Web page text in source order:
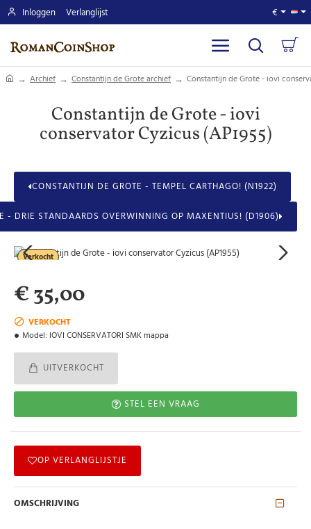
Inloggen Verlanglijst €
homeArchief Constantijn de Grote archief Constantijn de Grote - iovi
Constantijn de Grote - iovi
conservator Cyzicus (AP1955)
CONSTANTIJN DE GROTE - TEMPEL CARTHAGO! (N1922)
- DRIE STANDAARDS OVERWINNING OP MAXENTIUS! (D1906)
Verkocht
VERKOCHT
Model: IOVI CONSERVATORI SMK mappa
€ 35,00
UITVERKOCHT
STEL EEN VRAAG
OP VERLANGLIJSTJE
OMSCHRIJVING